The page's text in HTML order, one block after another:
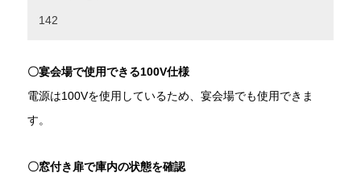
142
〇宴会場で使用できる100V仕様
電源は100Vを使用しているため、宴会場でも使用できま
す。
〇窓付き扉で庫内の状態を確認